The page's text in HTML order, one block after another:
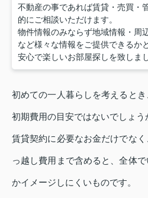
不動産の事であれば賃貸・売買・
的にご相談いただけます。
物件情報のみならず地域情報・周
など様々な情報をご提供できるか
安心で楽しいお部屋探しを致しま
初めての一人暮らしを考えると
初期費用の目安ではないでしょう
賃貸契約に必要なお金だけでな
っ越し費用まで含めると、全体
かイメージしにくいものです。